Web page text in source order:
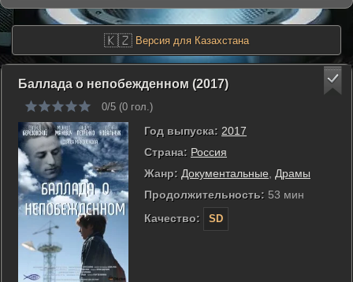
🇰🇿 Версия для Казахстана
Баллада о непобежденном (2017)
0/5 (0 гол.)
Год выпуска: 2017
Страна: Россия
Жанр: Документальные
Драмы
Продолжительность: 53 мин
Качество:
SD